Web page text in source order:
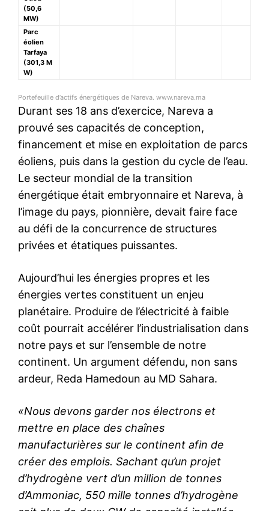
(50,6
MW)
Parc
éolien
Tarfaya
(301,3 M
W)
Portefeuille d’actifs énergétiques de Nareva. www.nareva.ma
Durant ses 18 ans d’exercice, Nareva a
prouvé ses capacités de conception,
financement et mise en exploitation de parcs
éoliens, puis dans la gestion du cycle de l’eau.
Le secteur mondial de la transition
énergétique était embryonnaire et Nareva, à
l’image du pays, pionnière, devait faire face
au défi de la concurrence de structures
privées et étatiques puissantes.
Aujourd’hui les énergies propres et les
énergies vertes constituent un enjeu
planétaire. Produire de l’électricité à faible
coût pourrait accélérer l’industrialisation dans
notre pays et sur l’ensemble de notre
continent. Un argument défendu, non sans
ardeur, Reda Hamedoun au MD Sahara.
«Nous devons garder nos électrons et
mettre en place des chaînes
manufacturières sur le continent afin de
créer des emplois. Sachant qu’un projet
d’hydrogène vert d’un million de tonnes
d’Ammoniac, 550 mille tonnes d’hydrogène